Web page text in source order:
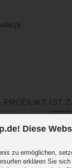
Diese
zu ermöglichen,
erklären Sie sich
PRODUKT IST